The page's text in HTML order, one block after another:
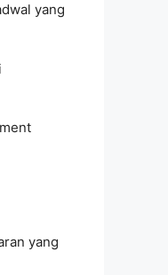
yang
yang